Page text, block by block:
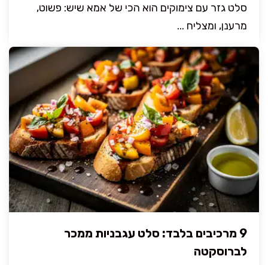
סלט גזר עם צימוקים הוא הכי של אמא שיש: פשוט,
מרענן, ומצליח ...
9 מרכיבים בלבד: סלט עגבניות ממכר
לברוסקטה